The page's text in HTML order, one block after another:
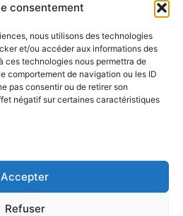
consentement
nous utilisons des technologies
et/ou accéder aux informations des
ces technologies nous permettra de
comportement de navigation ou les ID
pas consentir ou de retirer son
négatif sur certaines caractéristiques
Accepter
Refuser
Tibou sera le juge
!